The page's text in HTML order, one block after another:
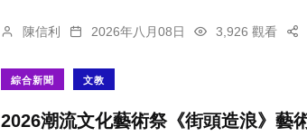
陳信利 2026年八月08日 3,926 觀看
綜合新聞 文教
2026潮流文化藝術祭《街頭造浪》藝
健康